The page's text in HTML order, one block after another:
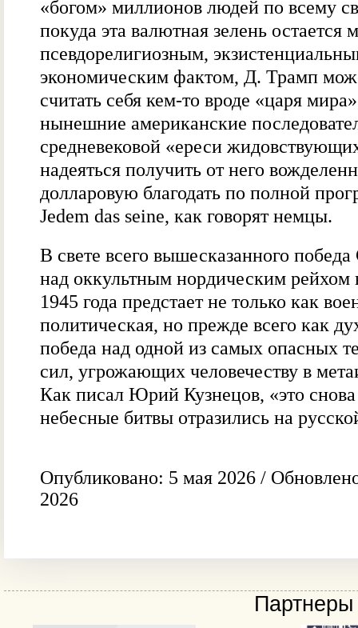
«богом» миллионов людей по всему
покуда эта валютная зелень остается
псевдорелигиозным,
экономическим фактом, Д. Трамп
считать себя кем-то вроде «царя
нынешние американские
средневековой «ереси
надеяться получить от него
долларовую благодать по полной
Jedem das seine, как говорят немцы.
В свете всего вышесказанного
над оккультным нордическим рейхом
1945 года предстает не только как
политическая, но прежде всего как
победа над одной из самых опасных
сил, угрожающих человечеству в
Как писал Юрий Кузнецов, «это снова
небесные битвы отразились на
Опубликовано: 5 мая 2026 /
2026
Партнеры